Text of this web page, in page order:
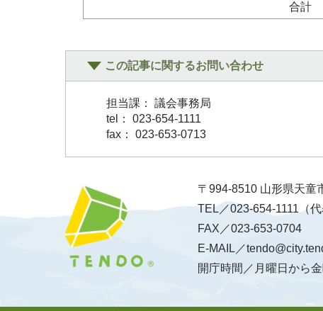
合計
この記事に関するお問い合わせ
担当課： 議会事務局
tel： 023-654-1111
fax： 023-653-0713
〒994-8510 山形県天童
TEL／023-654-1111（
FAX／023-653-0704
E-MAIL／
開庁時間／月曜日から